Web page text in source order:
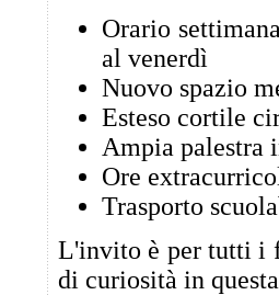
Orario
al venerdì
Nuovo spazio
Esteso cortile
Ampia palestra
Ore
Trasporto
L'invito è per tutti i
di curiosità in